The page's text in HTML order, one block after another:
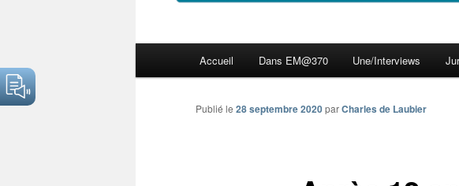
Accueil Dans EM@370 Une/Interviews
Publié le 28 septembre 2020parCharles de Laubier